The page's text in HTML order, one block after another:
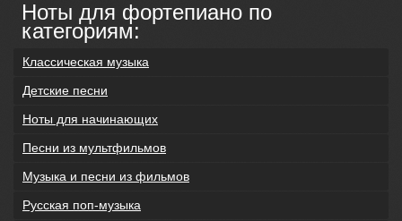
Ноты для фортепиано по
категориям:
Классическая музыка
Детские песни
Ноты для начинающих
Песни из мультфильмов
Музыка и песни из фильмов
Русская поп-музыка